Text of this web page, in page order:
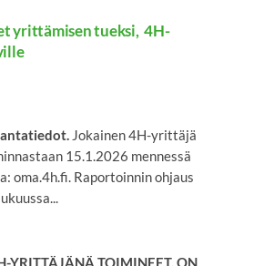
yrittämisen tueksi, 4H-
Jokainen 4H-yrittäjä
15.1.2026 mennessä
oma.4h.fi. Raportoinnin ohjaus
YRITTÄJÄNÄ TOIMINEET, ON